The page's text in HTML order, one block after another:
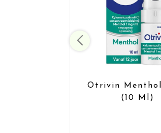
Otrivin
(10 Ml)